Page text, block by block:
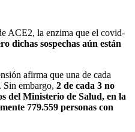
ACE2, la enzima que el covid-
dichas sospechas aún están
afirma que una de cada
Sin embargo, 2 de cada 3 no
del Ministerio de Salud, en la
779.559 personas con